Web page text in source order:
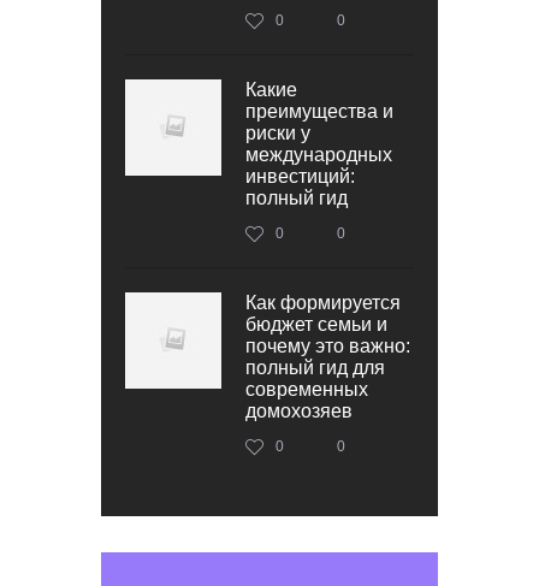
0 0
Какие
преимущества и
риски у
международных
инвестиций:
полный гид
0 0
Как формируется
бюджет семьи и
почему это важно:
полный гид для
современных
домохозяев
0 0